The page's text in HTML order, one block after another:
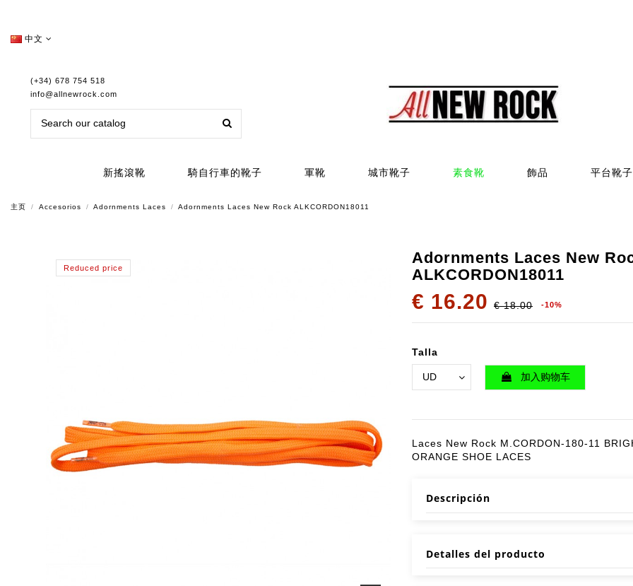
中文
(+34) 678 754 518
info@allnewrock.com
新搖滾靴 騎自行車的靴子 軍靴 城市靴子 素食靴 飾品 平台靴子
主页 Accesorios Adornments Laces Adornments Laces New Rock ALKCORDON18011
Reduced price
Adornments Laces New
ALKCORDON18011
€ 16.20 € 18.00 -10%
Talla
加入购物车
Laces New Rock M.CORDON-180-11
ORANGE SHOE LACES
Descripción
Detalles del producto